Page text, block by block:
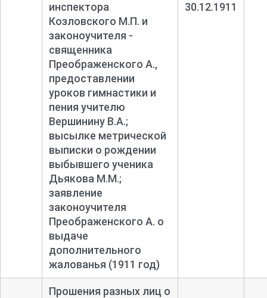
инспектора
Козловского М.П. и
законоучителя -
священника
Преображенского А.,
предоставлении
уроков гимнастики и
пения учителю
Вершинину В.А.;
высылке метрической
выписки о рождении
выбывшего ученика
Дьякова М.М.;
заявление
законоучителя
Преображенского А. о
выдаче
дополнительного
жалованья (1911 год)
30.12.1911
Прошения разных лиц о